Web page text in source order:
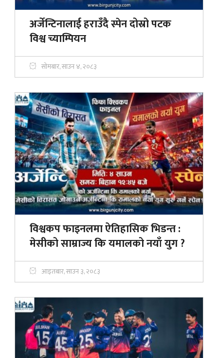
अर्जेन्टिनालाई हराउँदै स्पेन दोस्रो पटक
विश्व च्याम्पियन
सोमबार, साउन ४, २०८३
विश्वकप फाइनलमा ऐतिहासिक भिडन्त :
मेसीको साम्राज्य कि यमालको नयाँ युग ?
आइतबार, साउन ३, २०८३